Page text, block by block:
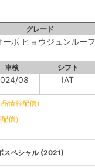
グレード
ーボ ヒョウジュンルーフ
車検 シフト
08 IAT
情報配信）
信）
スペシャル (2021)